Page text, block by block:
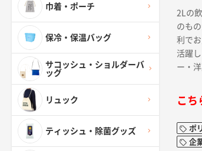
巾着・ポーチ
保冷・保温バッグ
サコッシュ・ショルダーバ
ッグ
リュック
ティッシュ・除菌グッズ
2Lの
のも
利で
活躍
ー・
こち
ポ
企